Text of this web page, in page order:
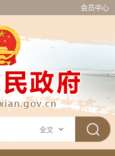
会员中心